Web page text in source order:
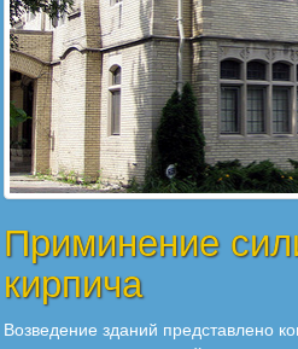
Приминение
кирпича
Возведение зданий представлено